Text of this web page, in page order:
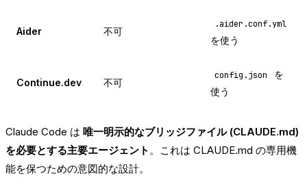
Aider 不可
.aider.conf.yml
を使う
Continue.dev 不可
config.json
を
使う
Claude Code は 唯一明示的なブリッジファイル (CLAUDE.md)
を必要とする主要エージェント 。これは CLAUDE.md の専用機
能を保つための意図的な設計。